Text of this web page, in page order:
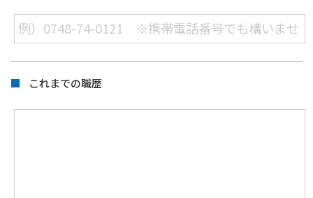
これまでの職歴